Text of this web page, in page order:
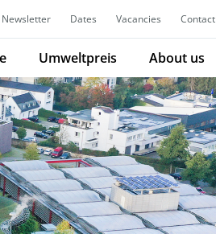
Newsletter Dates Vacancies Contact
Umweltpreis About us